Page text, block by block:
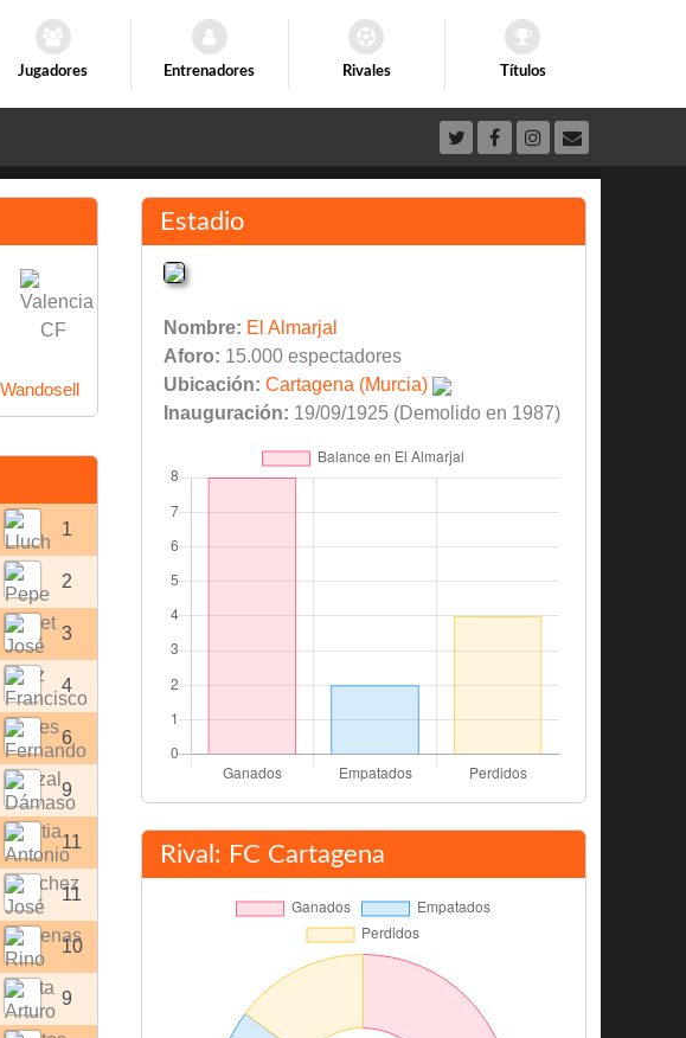
Jugadores Entrenadores Rivales Títulos
1
2
3
4
6
9
11
11
10
9
Estadio
Nombre: El Almarjal
Aforo: 15.000 espectadores
Ubicación: Cartagena (Murcia)
Inauguración: 19/09/1925 (Demolido en 1987)
Rival: FC Cartagena